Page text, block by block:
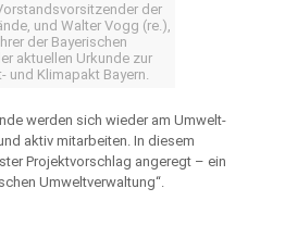
der
und Walter Vogg (re.),
der Bayerischen
aktuellen Urkunde zur
und Klimapakt Bayern.
werden sich wieder am Umwelt-
aktiv mitarbeiten. In diesem
Projektvorschlag angeregt – ein
Umweltverwaltung“.